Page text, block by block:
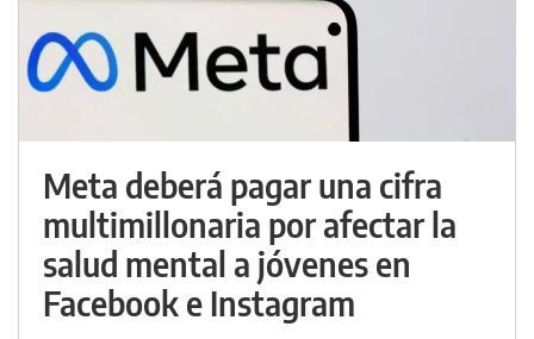
Meta deberá pagar una cifra
multimillonaria por afectar la
salud mental a jóvenes en
Facebook e Instagram